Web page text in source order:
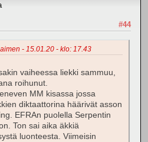
#44
- 15.01.20 - klo: 17.43
vaiheessa liekki sammuu,
roihunut.
MM kisassa jossa
diktaattorina häärivät asson
EFRAn puolella Serpentin
Ton sai aika äkkiä
luonteesta. Viimeisin